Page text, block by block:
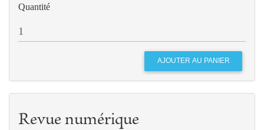
Quantité
Revue numérique